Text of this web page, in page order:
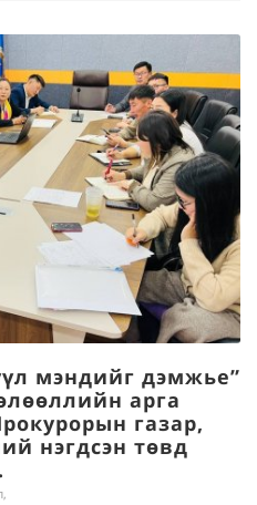
мэндийг дэмжье”
арга
газар,
нэгдсэн төвд
,